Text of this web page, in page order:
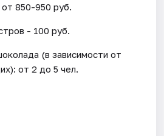
850-950 руб.
- 100 руб.
(в зависимости от
от 2 до 5 чел.